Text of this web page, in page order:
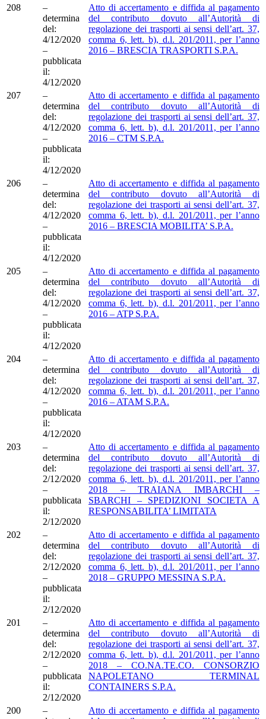
208
–
determina
del:
4/12/2020
–
pubblicata
il:
4/12/2020
Atto di accertamento e diffida al pagamento
del contributo dovuto all’Autorità di
regolazione dei trasporti ai sensi dell’art. 37,
comma 6, lett. b), d.l. 201/2011, per l’anno
2016 – BRESCIA TRASPORTI S.P.A.
207
–
determina
del:
4/12/2020
–
pubblicata
il:
4/12/2020
Atto di accertamento e diffida al pagamento
del contributo dovuto all’Autorità di
regolazione dei trasporti ai sensi dell’art. 37,
comma 6, lett. b), d.l. 201/2011, per l’anno
2016 – CTM S.P.A.
206
–
determina
del:
4/12/2020
–
pubblicata
il:
4/12/2020
Atto di accertamento e diffida al pagamento
del contributo dovuto all’Autorità di
regolazione dei trasporti ai sensi dell’art. 37,
comma 6, lett. b), d.l. 201/2011, per l’anno
2016 – BRESCIA MOBILITA’ S.P.A.
205
–
determina
del:
4/12/2020
–
pubblicata
il:
4/12/2020
Atto di accertamento e diffida al pagamento
del contributo dovuto all’Autorità di
regolazione dei trasporti ai sensi dell’art. 37,
comma 6, lett. b), d.l. 201/2011, per l’anno
2016 – ATP S.P.A.
204
–
determina
del:
4/12/2020
–
pubblicata
il:
4/12/2020
Atto di accertamento e diffida al pagamento
del contributo dovuto all’Autorità di
regolazione dei trasporti ai sensi dell’art. 37,
comma 6, lett. b), d.l. 201/2011, per l’anno
2016 – ATAM S.P.A.
203
–
determina
del:
2/12/2020
–
pubblicata
il:
2/12/2020
Atto di accertamento e diffida al pagamento
del contributo dovuto all’Autorità di
regolazione dei trasporti ai sensi dell’art. 37,
comma 6, lett. b), d.l. 201/2011, per l’anno
2018 – TRAIANA IMBARCHI –
SBARCHI – SPEDIZIONI SOCIETA A
RESPONSABILITA’ LIMITATA
202
–
determina
del:
2/12/2020
–
pubblicata
il:
2/12/2020
Atto di accertamento e diffida al pagamento
del contributo dovuto all’Autorità di
regolazione dei trasporti ai sensi dell’art. 37,
comma 6, lett. b), d.l. 201/2011, per l’anno
2018 – GRUPPO MESSINA S.P.A.
201
–
determina
del:
2/12/2020
–
pubblicata
il:
2/12/2020
Atto di accertamento e diffida al pagamento
del contributo dovuto all’Autorità di
regolazione dei trasporti ai sensi dell’art. 37,
comma 6, lett. b), d.l. 201/2011, per l’anno
2018 – CO.NA.TE.CO. CONSORZIO
NAPOLETANO TERMINAL
CONTAINERS S.P.A.
200
–
Atto di accertamento e diffida al pagamento